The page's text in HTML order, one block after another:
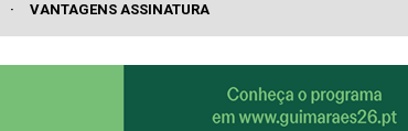
· VANTAGENS ASSINATURA